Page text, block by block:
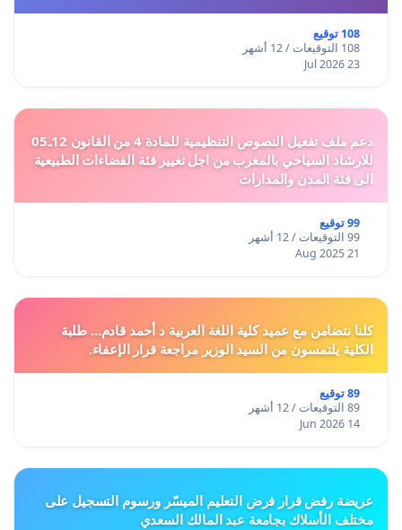
108 توقيع
108 التوقيعات / 12 أشهر
23 Jul 2026
دعم ملف تفعيل النصوص التنظيمية للمادة 4 من القانون 12ـ05
للارشاد السياحي بالمغرب من اجل تغيير فئة الفضاءات الطبيعية
الى فئة المدن والمدارات
99 توقيع
99 التوقيعات / 12 أشهر
21 Aug 2025
كلنا نتضامن مع عميد كلية اللغة العربية د أحمد قادم... طلبة
الكلية يلتمسون من السيد الوزير مراجعة قرار الإعفاء.
89 توقيع
89 التوقيعات / 12 أشهر
14 Jun 2026
عريضة رفض قرار فرض التعليم الميسّر ورسوم التسجيل على
مختلف الأسلاك بجامعة عبد المالك السعدي